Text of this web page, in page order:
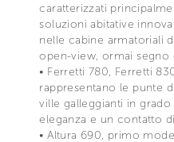
caratterizzati
soluzioni abitative
nelle cabine armatoriali
open-view, ormai segno
• Ferretti 780, Ferretti
rappresentano le punte
ville galleggianti in
eleganza e un contatto
• Altura 690, primo